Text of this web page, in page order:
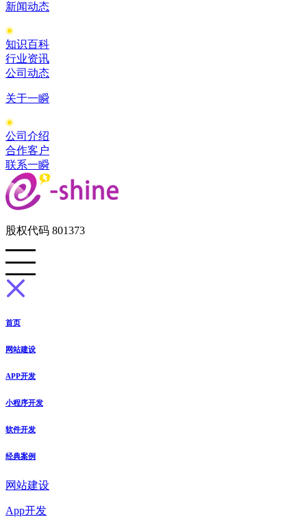
新闻动态
知识百科
行业资讯
公司动态
关于一瞬
公司介绍
合作客户
联系一瞬
股权代码 801373
首页
网站建设
APP开发
小程序开发
软件开发
经典案例
网站建设
App开发